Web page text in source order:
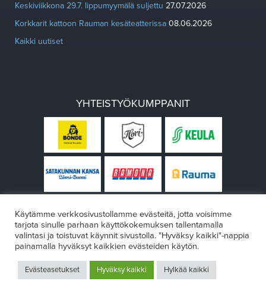
Keskiviikkona 29.7. lippumyymälä suljettu 27.07.2026
Korkkarit kattoon Rauman kesäteatterissa 08.06.2026
Kaikki uutiset
YHTEISTYÖKUMPPANIT
Design:VÄRIKÄS
Käytämme verkkosivustollamme evästeitä, jotta voisimme
tarjota sinulle parhaan käyttökokemuksen tallentamalla
valintasi ja toistuvat käynnit sivustolla. "Hyväksy kaikki"-nappia
painamalla hyväksyt kaikkien evästeiden käytön.
Evästeasetukset Hyväksy kaikki Hylkää kaikki